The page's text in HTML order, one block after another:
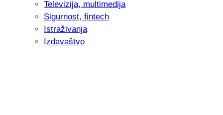
Televizija, multimedija
Sigurnost, fintech
Istraživanja
Izdavaštvo